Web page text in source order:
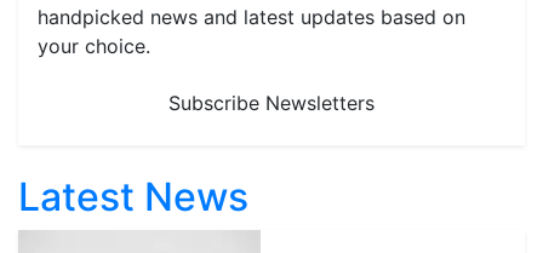
handpicked news and latest updates based on
your choice.
Subscribe Newsletters
Latest News